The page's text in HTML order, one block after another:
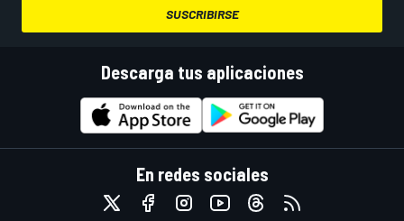
SUSCRIBIRSE
Descarga tus aplicaciones
En redes sociales